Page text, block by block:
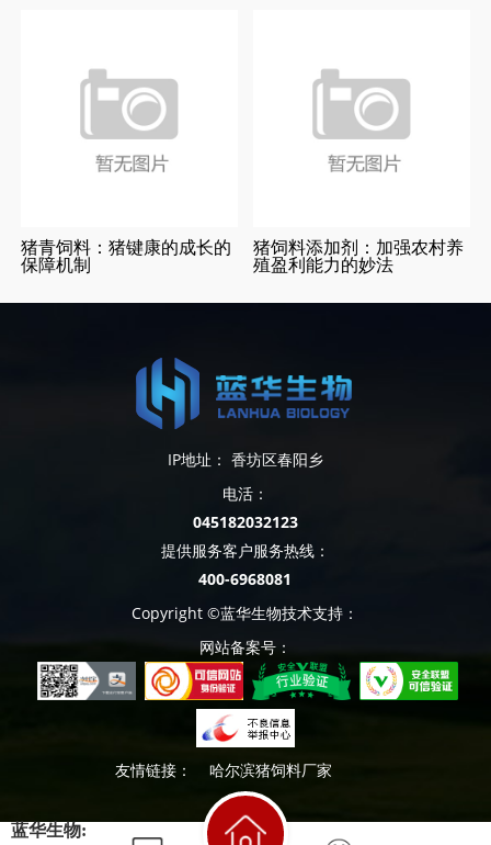
猪青饲料：猪键康的成长的
保障机制
猪饲料添加剂：加强农村养
殖盈利能力的妙法
IP地址： 香坊区春阳乡
电活：
045182032123
提供服务客户服务热线：
400-6968081
Copyright ©蓝华生物技术支持：
网站备案号：
友情链接： 哈尔滨猪饲料厂家
蓝华生物: